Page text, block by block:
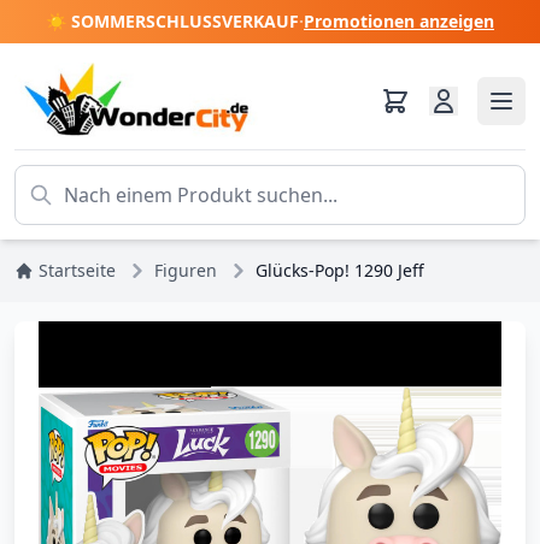
☀️ SOMMERSCHLUSSVERKAUF·Promotionen anzeigen
Startseite Figuren Glücks-Pop! 1290 Jeff